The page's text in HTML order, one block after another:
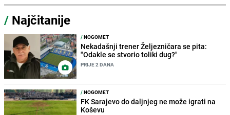
/ Najčitanije
/NOGOMET
Nekadašnji trener Željezničara se pita:
"Odakle se stvorio toliki dug?"
PRIJE 2 DANA
/NOGOMET
FK Sarajevo do daljnjeg ne može igrati na
Koševu